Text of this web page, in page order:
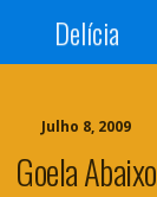
Delícia
Julho 8, 2009
Goela Abaixo